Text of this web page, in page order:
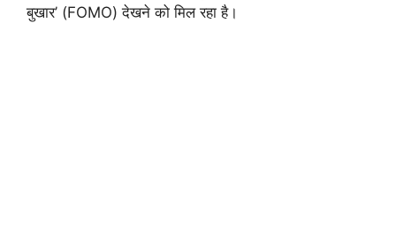
बुखार’ (FOMO) देखने को मिल रहा है।